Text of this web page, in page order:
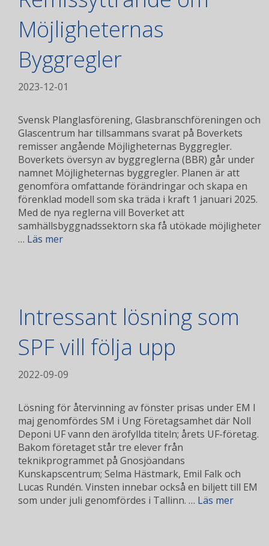
Möjligheternas
Byggregler
2023-12-01
Svensk Planglasförening, Glasbranschföreningen och
Glascentrum har tillsammans svarat på Boverkets
remisser angående Möjligheternas Byggregler.
Boverkets översyn av byggreglerna (BBR) går under
namnet Möjligheternas byggregler. Planen är att
genomföra omfattande förändringar och skapa en
förenklad modell som ska träda i kraft 1 januari 2025.
Med de nya reglerna vill Boverket att
samhällsbyggnadssektorn ska få utökade möjligheter
… Läs mer
Intressant lösning som
SPF vill följa upp
2022-09-09
Lösning för återvinning av fönster prisas under EM I
maj genomfördes SM i Ung Företagsamhet där Noll
Deponi UF vann den ärofyllda titeln; årets UF-företag.
Bakom företaget står tre elever från
teknikprogrammet på Gnosjöandans
Kunskapscentrum; Selma Hästmark, Emil Falk och
Lucas Rundén. Vinsten innebar också en biljett till EM
som under juli genomfördes i Tallinn. … Läs mer